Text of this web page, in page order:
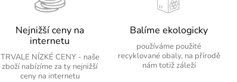
Nejnižší ceny na
internetu
TRVALE NÍZKÉ CENY - naše
zboží nabízíme za ty nejnižší
ceny na internetu
Balíme ekologicky
používáme použité
recyklované obaly, na přírodě
nám totiž záleží